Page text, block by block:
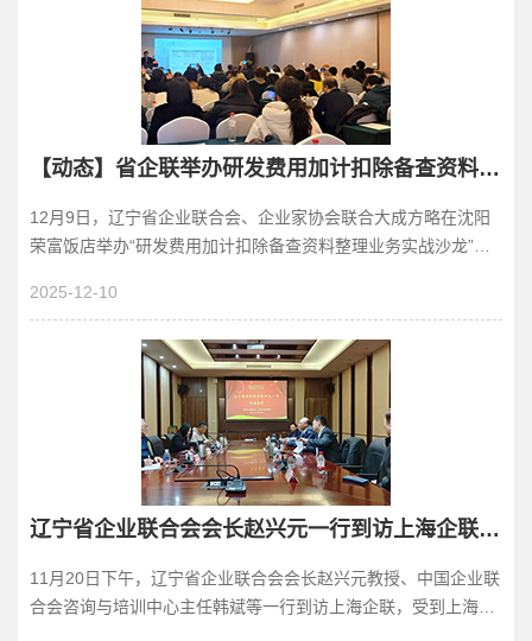
【动态】省企联举办研发费用加计扣除备查资料整理业务实战沙龙——助力企业筑牢合规防线
12月9日，辽宁省企业联合会、企业家协会联合大成方略在沈阳
荣富饭店举办“研发费用加计扣除备查资料整理业务实战沙龙”，
2025-12-10
辽宁省企业联合会会长赵兴元一行到访上海企联交流培训工作
11月20日下午，辽宁省企业联合会会长赵兴元教授、中国企业联
合会咨询与培训中心主任韩斌等一行到访上海企联，受到上海企